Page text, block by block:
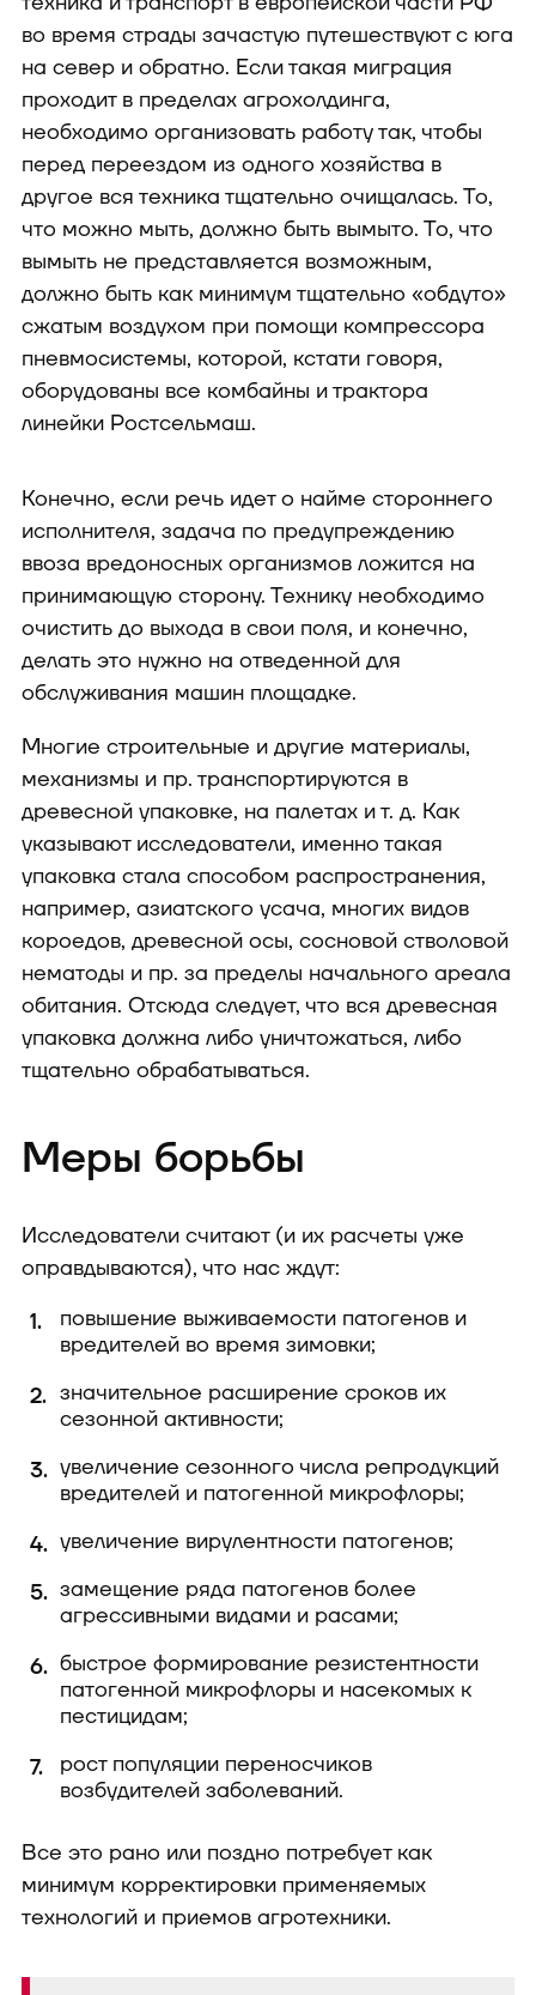
во время страды зачастую путешествуют с юга
на север и обратно. Если такая миграция
проходит в пределах агрохолдинга,
необходимо организовать работу так, чтобы
перед переездом из одного хозяйства в
другое вся техника тщательно очищалась. То,
что можно мыть, должно быть вымыто. То, что
вымыть не представляется возможным,
должно быть как минимум тщательно «обдуто»
сжатым воздухом при помощи компрессора
пневмосистемы, которой, кстати говоря,
оборудованы все комбайны и трактора
линейки Ростсельмаш.
Конечно, если речь идет о найме стороннего
исполнителя, задача по предупреждению
ввоза вредоносных организмов ложится на
принимающую сторону. Технику необходимо
очистить до выхода в свои поля, и конечно,
делать это нужно на отведенной для
обслуживания машин площадке.
Многие строительные и другие материалы,
механизмы и пр. транспортируются в
древесной упаковке, на палетах и т. д. Как
указывают исследователи, именно такая
упаковка стала способом распространения,
например, азиатского усача, многих видов
короедов, древесной осы, сосновой стволовой
нематоды и пр. за пределы начального ареала
обитания. Отсюда следует, что вся древесная
упаковка должна либо уничтожаться, либо
тщательно обрабатываться.
Меры борьбы
Исследователи считают (и их расчеты уже
оправдываются), что нас ждут:
повышение выживаемости патогенов и
вредителей во время зимовки;
значительное расширение сроков их
сезонной активности;
увеличение сезонного числа репродукций
вредителей и патогенной микрофлоры;
увеличение вирулентности патогенов;
замещение ряда патогенов более
агрессивными видами и расами;
быстрое формирование резистентности
патогенной микрофлоры и насекомых к
пестицидам;
рост популяции переносчиков
возбудителей заболеваний.
Все это рано или поздно потребует как
минимум корректировки применяемых
технологий и приемов агротехники.